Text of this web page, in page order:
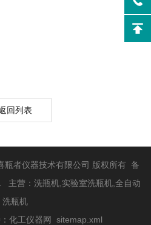
回列表
瓶者仪器技术有限公司 版权所有 备
主营：洗瓶机,实验室洗瓶机,全自动
洗瓶机
化工仪器网 sitemap.xml